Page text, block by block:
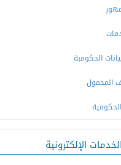
الحكومبة
المحمول
الإلكترونية